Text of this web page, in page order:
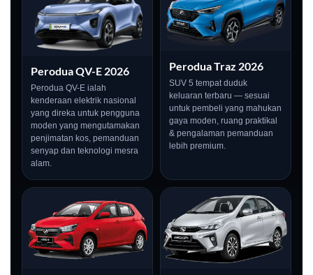
Perodua QV-E 2026
Perodua QV-E ialah
kenderaan elektrik nasional
yang direka untuk pengguna
moden yang mengutamakan
penjimatan kos, pemanduan
senyap dan teknologi mesra
alam.
Perodua Traz 2026
SUV 5 tempat duduk
keluaran terbaru — sesuai
untuk pembeli yang mahukan
gaya moden, ruang praktikal
& pengalaman pemanduan
lebih premium.